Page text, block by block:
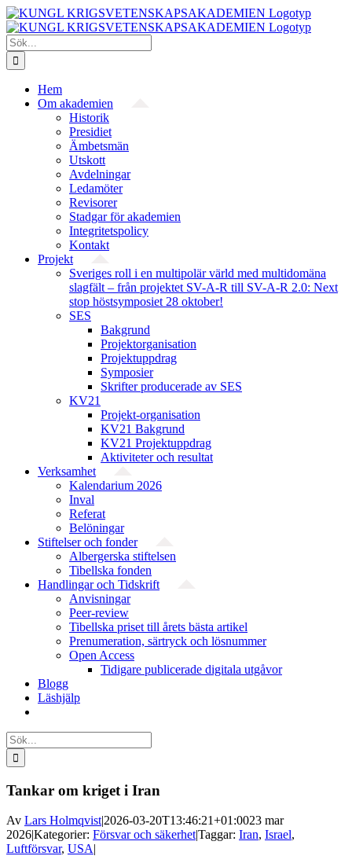
Fortsätt
till
innehållet
Sök
efter:
Hem
Om akademien
Historik
Presidiet
Ämbetsmän
Utskott
Avdelningar
Ledamöter
Revisorer
Stadgar för akademien
Integritetspolicy
Kontakt
Projekt
Sveriges roll i en multipolär värld med multidomäna
slagfält – från projektet SV-A-R till SV-A-R 2.0: Next
stop höstsymposiet 28 oktober!
SES
Bakgrund
Projekt­organisation
Projektuppdrag
Symposier
Skrifter producerade av SES
KV21
Projekt-organisation
KV21 Bakgrund
KV21 Projektuppdrag
Aktiviteter och resultat
Verksamhet
Kalendarium 2026
Inval
Referat
Belöningar
Stiftelser och fonder
Albergerska stiftelsen
Tibellska fonden
Handlingar och Tidskrift
Anvisningar
Peer-review
Tibellska priset till årets bästa artikel
Prenumeration, särtryck och lösnummer
Open Access
Tidigare publicerade digitala utgåvor
Blogg
Läshjälp
Sök
efter:
Tankar om kriget i Iran
Av Lars Holmqvist|2026-03-20T13:46:21+01:0023 mar
2026|Kategorier: Försvar och säkerhet|Taggar: Iran, Israel,
Luftförsvar, USA|